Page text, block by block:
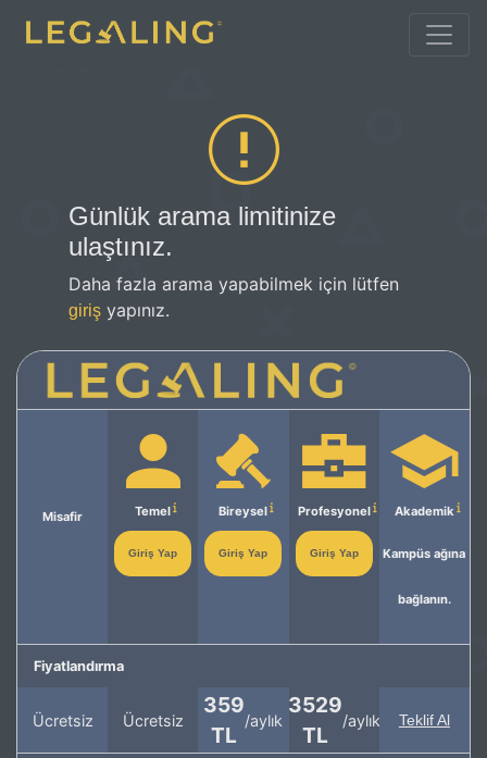
Günlük arama limitinize
ulaştınız.
Daha fazla arama yapabilmek için lütfen
giriş yapınız.
Misafir Temel
Giriş Yap
Bireysel
Giriş Yap
Profesyonel
Giriş Yap
Akademik
Kampüs ağına
bağlanın.
Fiyatlandırma
Ücretsiz Ücretsiz
359
TL
/aylık
3529
TL
/aylık Teklif Al